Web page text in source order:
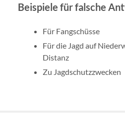
Beispiele für falsche
Für Fangschüsse
Für die Jagd auf
Distanz
Zu Jagdschutzzwecken